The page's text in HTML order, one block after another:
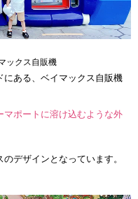
ックス自販機
ある、ベイマックス自販機
ポートに溶け込むような外
デザインとなっています。